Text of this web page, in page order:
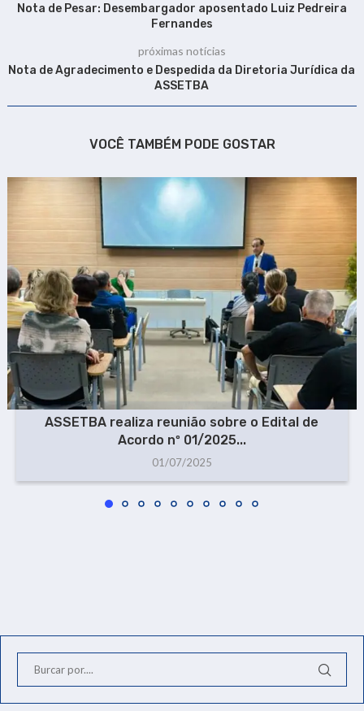
Nota de Pesar: Desembargador aposentado Luiz Pedreira
Fernandes
próximas notícias
Nota de Agradecimento e Despedida da Diretoria Jurídica da
ASSETBA
VOCÊ TAMBÉM PODE GOSTAR
ASSETBA realiza reunião sobre o Edital de
Acordo nº 01/2025...
01/07/2025